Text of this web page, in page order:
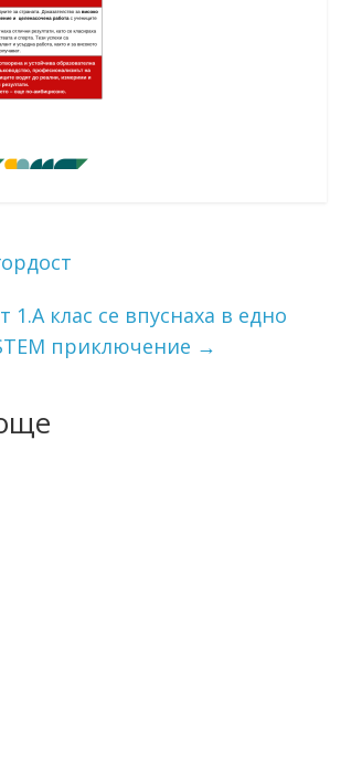
1.А клас се впуснаха в едно
приключение →